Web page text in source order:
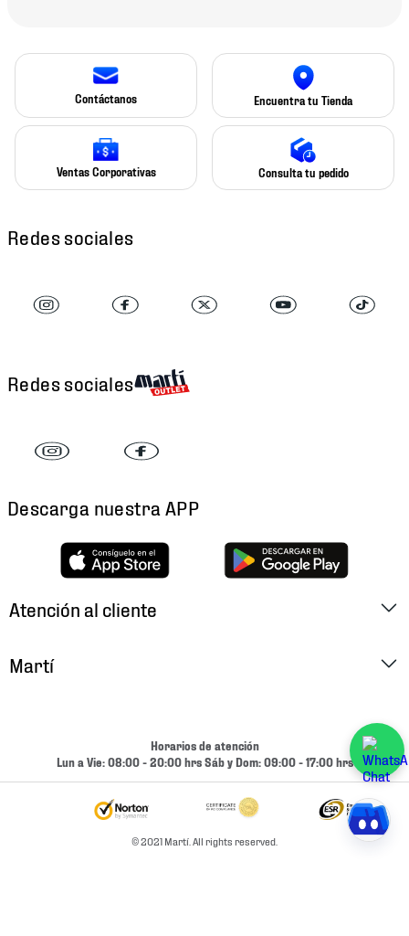
Contáctanos Encuentra tu Tienda
Ventas Corporativas Consulta tu pedido
Redes sociales
Redes sociales
Descarga nuestra APP
Atención al cliente
Cambios y Devoluciones
Condiciones de Entrega
Martí
Términos y Condiciones
Horarios de atención
Lun a Vie: 08:00 - 20:00 hrs Sáb y Dom: 09:00 - 17:00 hrs
© 2021 Martí. All rights reserved.